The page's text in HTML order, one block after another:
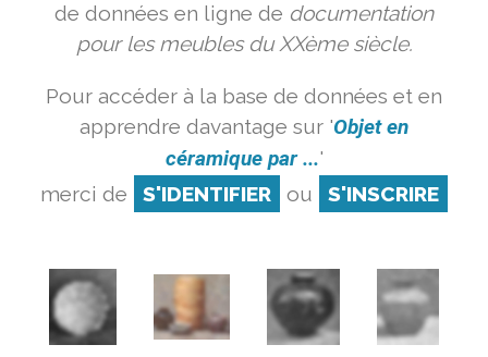
de données en ligne de documentation
pour les meubles du XXème siècle.
Pour accéder à la base de données et en
apprendre davantage sur 'Objet en
céramique par ...'
merci de
S'IDENTIFIER ou S'INSCRIRE